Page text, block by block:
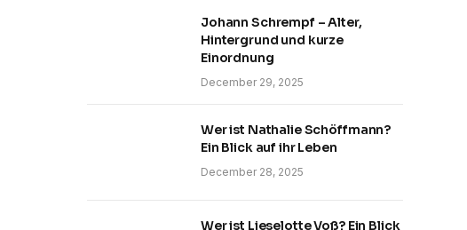
Johann Schrempf – Alter,
Hintergrund und kurze
Einordnung
December 29, 2025
Wer ist Nathalie Schöffmann?
Ein Blick auf ihr Leben
December 28, 2025
Wer ist Lieselotte Voß? Ein Blick